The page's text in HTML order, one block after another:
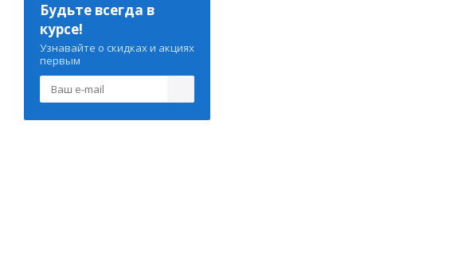
Будьте всегда в
курсе!
Узнавайте о скидках и акциях
первым